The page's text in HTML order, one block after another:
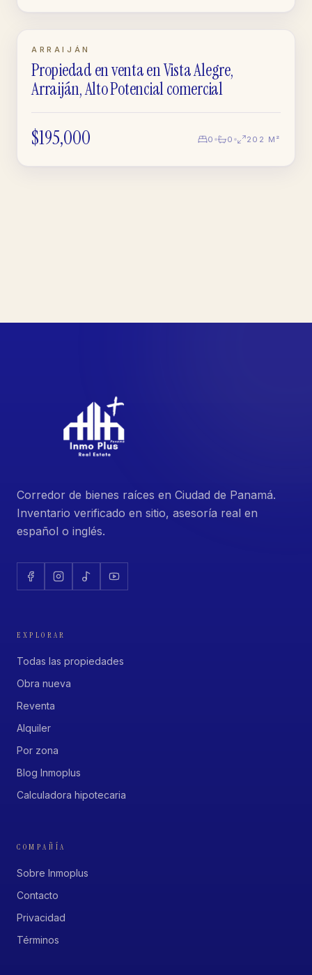
REVENTA
CASA
ARRAIJÁN
Propiedad en venta en Vista Alegre,
Arraiján, Alto Potencial comercial
$195,000 0 0 202 M²
Corredor de bienes raíces en Ciudad de Panamá.
Inventario verificado en sitio, asesoría real en
español o inglés.
EXPLORAR
Todas las propiedades
Obra nueva
Reventa
Alquiler
Por zona
Blog Inmoplus
Calculadora hipotecaria
COMPAÑÍA
Sobre Inmoplus
Contacto
Privacidad
Términos